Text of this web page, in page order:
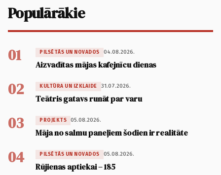
Populārākie
01 PILSĒTĀS UN NOVADOS 04.08.2026.
Aizvadītas mājas kafejnīcu dienas
02 KULTŪRA UN IZKLAIDE 31.07.2026.
Teātris gatavs runāt par varu
03 PROJEKTS 05.08.2026.
Māja no salmu paneļiem šodien ir realitāte
04 PILSĒTĀS UN NOVADOS 05.08.2026.
Rūjienas aptiekai – 185